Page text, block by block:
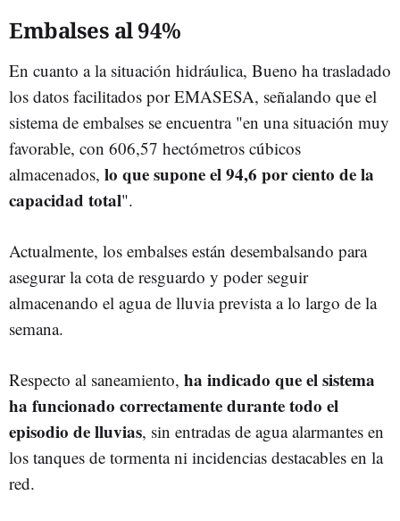
Embalses al 94%
En cuanto a la situación hidráulica, Bueno ha trasladado
los datos facilitados por EMASESA, señalando que el
sistema de embalses se encuentra "en una situación muy
favorable, con 606,57 hectómetros cúbicos
almacenados, lo que supone el 94,6 por ciento de la
capacidad total".
Actualmente, los embalses están desembalsando para
asegurar la cota de resguardo y poder seguir
almacenando el agua de lluvia prevista a lo largo de la
semana.
Respecto al saneamiento, ha indicado que el sistema
ha funcionado correctamente durante todo el
episodio de lluvias, sin entradas de agua alarmantes en
los tanques de tormenta ni incidencias destacables en la
red.